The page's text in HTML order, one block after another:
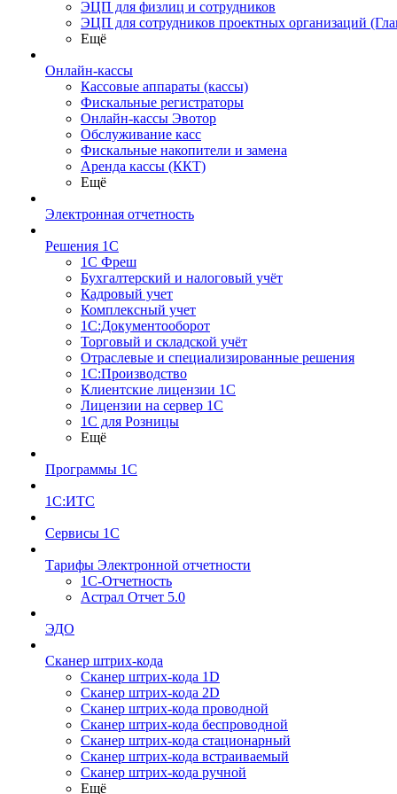
ЭЦП для физлиц и сотрудников
ЭЦП для сотрудников проектных организаций
Ещё
Онлайн-кассы
Кассовые аппараты (кассы)
Фискальные регистраторы
Онлайн-кассы Эвотор
Обслуживание касс
Фискальные накопители и замена
Аренда кассы (ККТ)
Ещё
Электронная отчетность
Решения 1С
1С Фреш
Бухгалтерский и налоговый учёт
Кадровый учет
Комплексный учет
1С:Документооборот
Торговый и складской учёт
Отраслевые и специализированные решения
1С:Производство
Клиентские лицензии 1С
Лицензии на сервер 1С
1С для Розницы
Ещё
Программы 1С
1С:ИТС
Сервисы 1С
Тарифы Электронной отчетности
1С-Отчетность
Астрал Отчет 5.0
ЭДО
Сканер штрих-кода
Сканер штрих-кода 1D
Сканер штрих-кода 2D
Сканер штрих-кода проводной
Сканер штрих-кода беспроводной
Сканер штрих-кода стационарный
Сканер штрих-кода встраиваемый
Сканер штрих-кода ручной
Ещё